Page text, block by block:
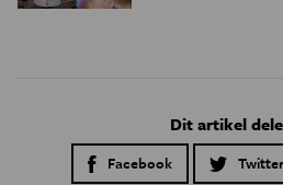
Dit artikel
Facebook Twitter